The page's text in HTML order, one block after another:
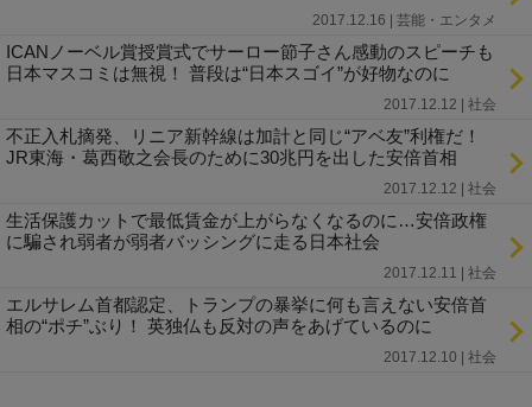
2017.12.16 | 芸能・エンタメ
ICANノーベル賞授賞式でサーロー節子さん感動のスピーチも
日本マスコミは無視！ 普段は“日本スゴイ”が好物なのに
2017.12.12 | 社会
不正入札摘発、リニア新幹線は加計と同じ“アベ友”利権だ！
JR東海・葛西敬之会長のために30兆円を出した安倍首相
2017.12.12 | 社会
生活保護カットで最低賃金が上がらなくなるのに…安倍政権
に騙され弱者が弱者バッシングに走る日本社会
2017.12.11 | 社会
エルサレム首都認定、トランプの暴挙に何も言えない安倍首
相の“ポチ”ぶり！ 英独仏も反対の声をあげているのに
2017.12.10 | 社会